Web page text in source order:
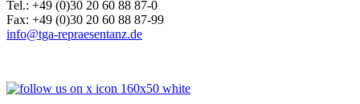
Tel.: +49 (0)30 20 60 88 87-0
Fax: +49 (0)30 20 60 88 87-99
info@tga-repraesentanz.de